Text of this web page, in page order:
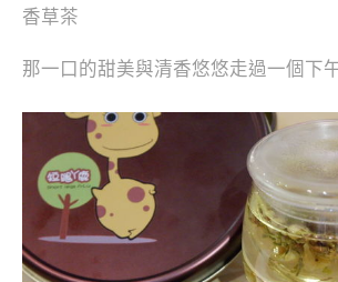
香草茶
那一口的甜美與清香悠悠走過一個下